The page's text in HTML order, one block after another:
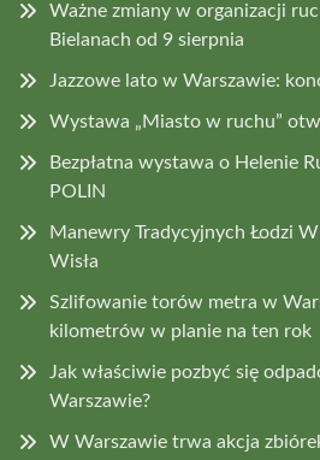
Ważne zmiany w organizacji
Bielanach od 9 sierpnia
Jazzowe lato w Warszawie:
Wystawa „Miasto w ruchu”
Bezpłatna wystawa o Helenie
POLIN
Manewry Tradycyjnych Łodzi
Wisła
Szlifowanie torów metra w
kilometrów w planie na ten rok
Jak właściwie pozbyć się
Warszawie?
W Warszawie trwa akcja